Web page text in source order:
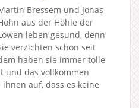
Bressem und Jonas
aus der Höhle der
leben gesund, denn
verzichten schon seit
haben sie immer tolle
und das vollkommen
auf, dass es keine